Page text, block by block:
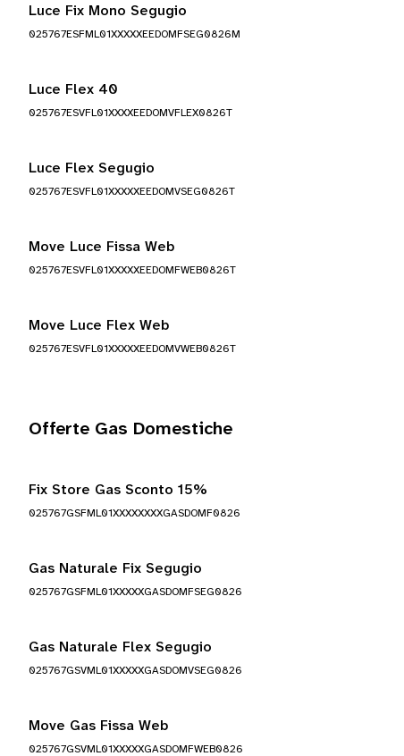
Luce Fix Mono Segugio
025767ESFML01XXXXXEEDOMFSEG0826M
Luce Flex 40
025767ESVFL01XXXXEEDOMVFLEX0826T
Luce Flex Segugio
025767ESVFL01XXXXXEEDOMVSEG0826T
Move Luce Fissa Web
025767ESVFL01XXXXXEEDOMFWEB0826T
Move Luce Flex Web
025767ESVFL01XXXXXEEDOMVWEB0826T
Offerte Gas Domestiche
Fix Store Gas Sconto 15%
025767GSFML01XXXXXXXXGASDOMF0826
Gas Naturale Fix Segugio
025767GSFML01XXXXXGASDOMFSEG0826
Gas Naturale Flex Segugio
025767GSVML01XXXXXGASDOMVSEG0826
Move Gas Fissa Web
025767GSVML01XXXXXGASDOMFWEB0826